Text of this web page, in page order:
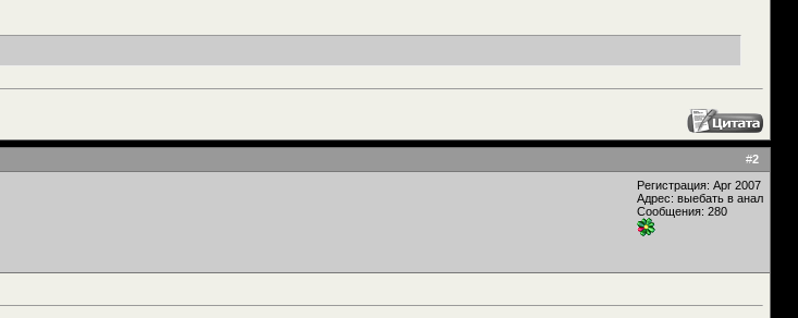
#2
Регистрация: Apr 2007
Адрес: выебать в анал
Сообщения: 280